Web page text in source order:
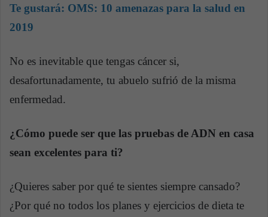
Te gustará: OMS: 10 amenazas para la salud en
2019
No es inevitable que tengas cáncer si,
desafortunadamente, tu abuelo sufrió de la misma
enfermedad.
¿Cómo puede ser que las pruebas de ADN en casa
sean excelentes para ti?
¿Quieres saber por qué te sientes siempre cansado?
¿Por qué no todos los planes y ejercicios de dieta te